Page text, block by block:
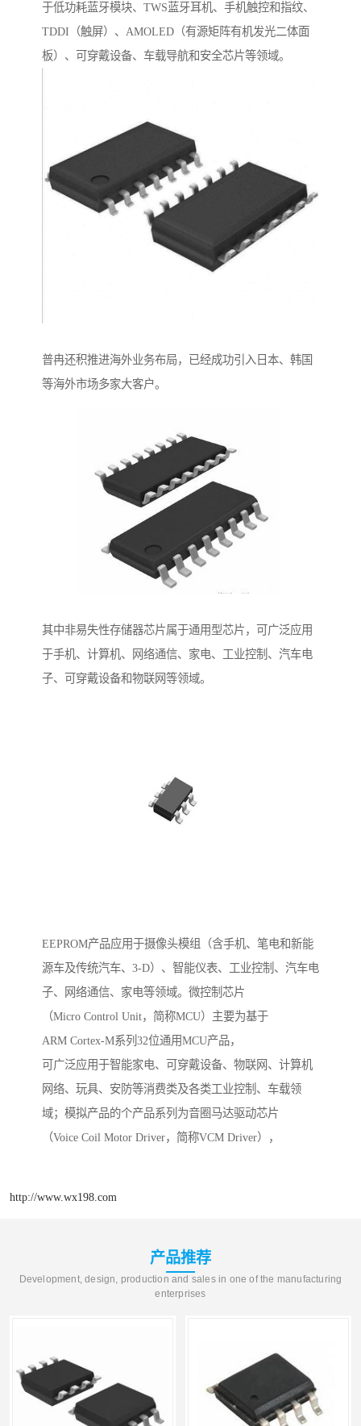
于低功耗蓝牙模块、TWS蓝牙耳机、手机触控和指纹、
TDDI（触屏）、AMOLED（有源矩阵有机发光二体面
板）、可穿戴设备、车载导航和安全芯片等领域。
普冉还积推进海外业务布局，已经成功引入日本、韩国
等海外市场多家大客户。
其中非易失性存储器芯片属于通用型芯片，可广泛应用
于手机、计算机、网络通信、家电、工业控制、汽车电
子、可穿戴设备和物联网等领域。
EEPROM产品应用于摄像头模组（含手机、笔电和新能
源车及传统汽车、3-D）、智能仪表、工业控制、汽车电
子、网络通信、家电等领域。微控制芯片
（Micro Control Unit，简称MCU）主要为基于
ARM Cortex-M系列32位通用MCU产品，
可广泛应用于智能家电、可穿戴设备、物联网、计算机
网络、玩具、安防等消费类及各类工业控制、车载领
域；模拟产品的个产品系列为音圈马达驱动芯片
（Voice Coil Motor Driver，简称VCM Driver），
http://www.wx198.com
产品推荐
Development, design, production and sales in one of the manufacturing
enterprises